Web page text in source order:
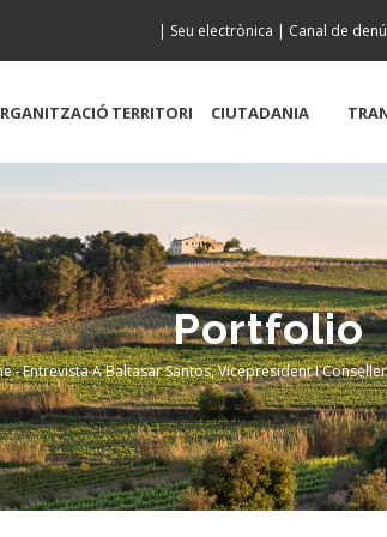
| Seu electrònica | Canal de
TERRITORI CIUTADANIA
Portfolio
-Entrevista A Baltasar Santos, Vicepresident I